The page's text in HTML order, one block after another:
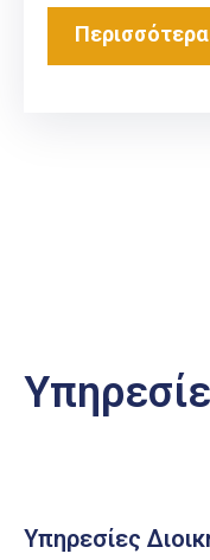
Περισσότερα
Υπηρεσίες